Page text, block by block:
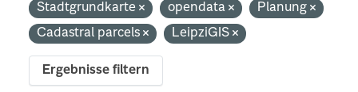
Stadtgrundkarte
opendata
Planung
Cadastral parcels
LeipziGIS
Ergebnisse filtern